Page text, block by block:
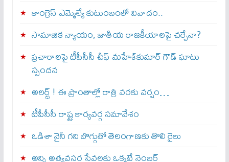
కాంగ్రెస్ ఎమ్మెల్యే కుటుంబంలో వివాదం..
సామాజిక న్యాయం, జాతీయ రాజకీయాలపై చర్చేనా?
ప్రచారాలపై టీపీసీసీ చీఫ్ మహేశ్‌కుమార్ గౌడ్ ఘాటు
స్పందన
అల‌ర్ట్ ! ఈ ప్రాంతాల్లో రాత్రి వరకు వర్షం…
టీపీసీసీ రాష్ట్ర కార్యవర్గ సమావేశం
ఒడిశా నైనీ గని బొగ్గుతో తెలంగాణకు తొలి రైలు
అన్ని అత్యవసర సేవలకు ఒక్క‌టే నెంబ‌ర్‌